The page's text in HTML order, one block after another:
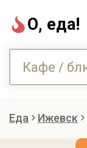
О, еда!
Еда Ижевск